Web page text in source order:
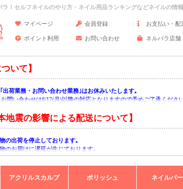
！セルフネイルのやり方・ネイル用品ランキングなどネイルの情報
マイページ 会員登録 お支払い・配
ポイント利用 お問い合わせ ネルパラ店舗
いて】
出荷業務・お問い合わせ業務｣はお休みいたします｡
問い合わせは8/17(月)以降の対応となりますので予めご了承くださ
地震の影響による配送について】
の出荷を停止しております｡
のお届けに遅延が生じております｡
すが､ 何卒ご理解賜りますようお願い申し上げます｡
アクリルスカルプ ポリッシュ ネイルパ